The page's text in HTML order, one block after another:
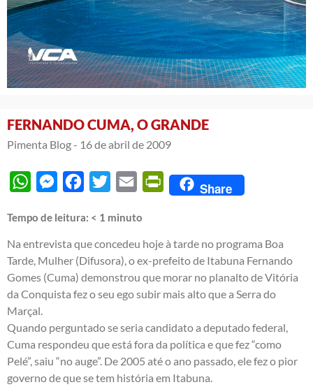
FERNANDO CUMA, O GRANDE
Pimenta Blog - 16 de abril de 2009
WhatsAppMessengerFacebook
Twitter Email PrintFriendly
Share
Tempo de leitura: < 1 minuto
Na entrevista que concedeu hoje à tarde no programa Boa
Tarde, Mulher (Difusora), o ex-prefeito de Itabuna Fernando
Gomes (Cuma) demonstrou que morar no planalto de Vitória
da Conquista fez o seu ego subir mais alto que a Serra do
Marçal.
Quando perguntado se seria candidato a deputado federal,
Cuma respondeu que está fora da política e que fez “como
Pelé”, saiu “no auge”. De 2005 até o ano passado, ele fez o pior
governo de que se tem história em Itabuna.